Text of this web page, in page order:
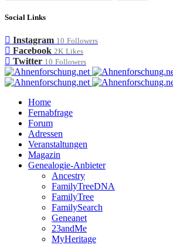
Social Links
Instagram 10 Followers
Facebook 2K Likes
Twitter 10 Followers
Home
Fernabfrage
Forum
Adressen
Veranstaltungen
Magazin
Genealogie-Anbieter
Ancestry
FamilyTreeDNA
FamilyTree
FamilySearch
Geneanet
23andMe
MyHeritage